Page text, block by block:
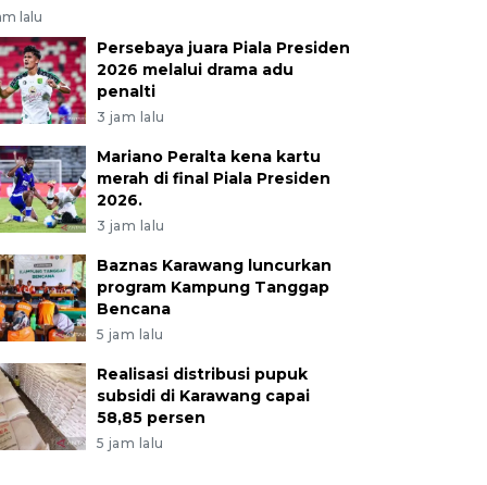
lalu
Persebaya juara Piala Presiden
2026 melalui drama adu
penalti
3 jam lalu
Mariano Peralta kena kartu
merah di final Piala Presiden
2026.
3 jam lalu
Baznas Karawang luncurkan
program Kampung Tanggap
Bencana
5 jam lalu
Realisasi distribusi pupuk
subsidi di Karawang capai
58,85 persen
5 jam lalu